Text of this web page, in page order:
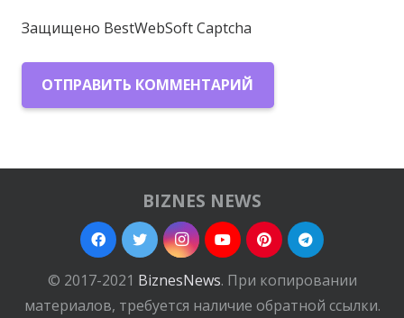
Защищено BestWebSoft Captcha
ОТПРАВИТЬ КОММЕНТАРИЙ
BIZNES NEWS
© 2017-2021 BiznesNews. При копировании
материалов, требуется наличие обратной ссылки.